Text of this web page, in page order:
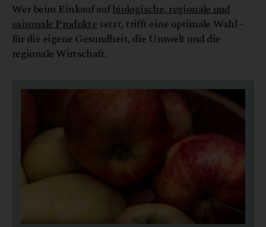
Wer beim Einkauf aufbiologische, regionale und
saisonale Produktesetzt, trifft eine optimale Wahl –
für die eigene Gesundheit, die Umwelt und die
regionale Wirtschaft.